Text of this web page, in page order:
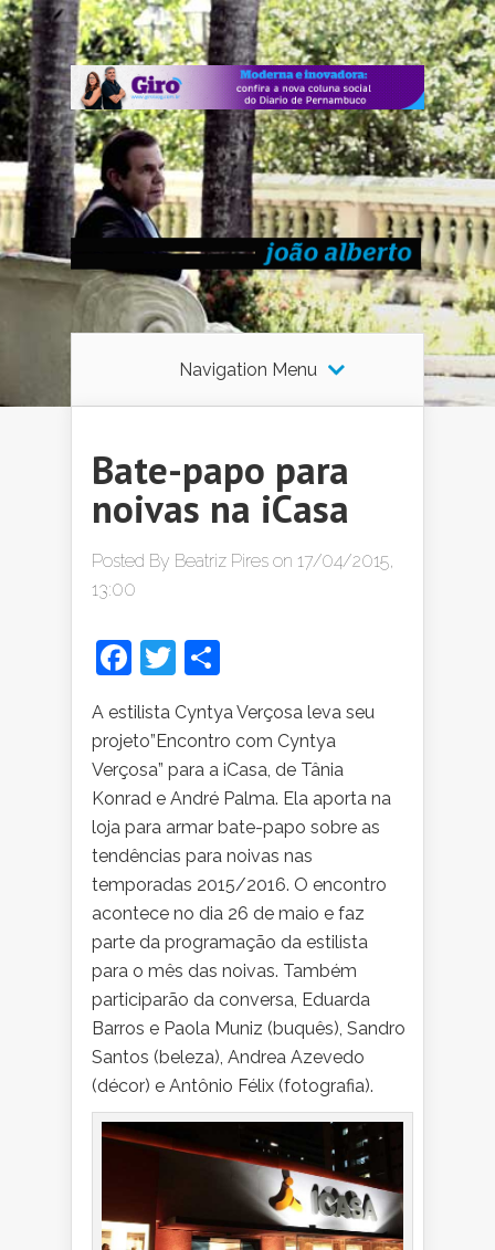
Navigation Menu
Bate-papo para
noivas na iCasa
Posted By Beatriz Pires on 17/04/2015,
13:00
Facebook
Twitter
A estilista Cyntya Verçosa leva seu
projeto”Encontro com Cyntya
Verçosa” para a iCasa, de Tânia
Konrad e André Palma. Ela aporta na
loja para armar bate-papo sobre as
tendências para noivas nas
temporadas 2015/2016. O encontro
acontece no dia 26 de maio e faz
parte da programação da estilista
para o mês das noivas. Também
participarão da conversa, Eduarda
Barros e Paola Muniz (buquês), Sandro
Santos (beleza), Andrea Azevedo
(décor) e Antônio Félix (fotografia).